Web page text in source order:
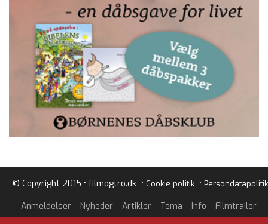
© Copyright 2015 • filmogtro.dk • Cookie politik• Persondatapolitik
Anmeldelser Nyheder Artikler Tema Info Filmtrailer